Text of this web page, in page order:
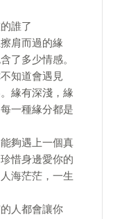
誰了
肩而過的緣
了多少情感。
知道會遇見
緣有深淺，緣
一種緣分都是
夠遇上一個真
惜身邊愛你的
海茫茫，一生
人都會讓你